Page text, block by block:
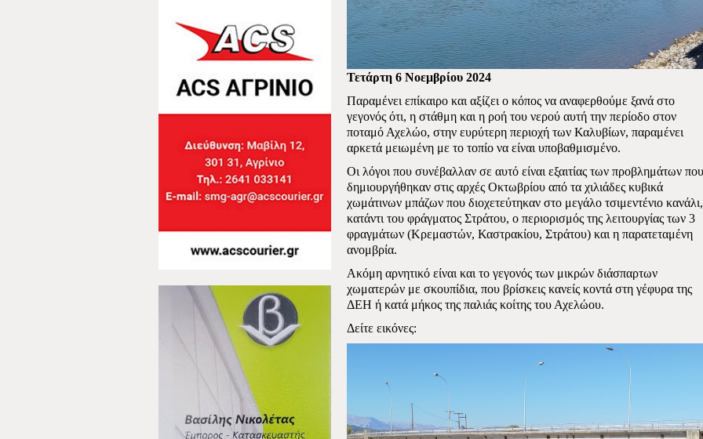
Τετάρτη 6 Νοεμβρίου 2024
Παραμένει επίκαιρο και αξίζει ο κόπος να αναφερθούμε ξανά στο
γεγονός ότι, η στάθμη και η ροή του νερού αυτή την περίοδο στον
ποταμό Αχελώο, στην ευρύτερη περιοχή των Καλυβίων, παραμένει
αρκετά μειωμένη με το τοπίο να είναι υποβαθμισμένο.
Οι λόγοι που συνέβαλλαν σε αυτό είναι εξαιτίας των προβλημάτων που
δημιουργήθηκαν στις αρχές Οκτωβρίου από τα χιλιάδες κυβικά
χωμάτινων μπάζων που διοχετεύτηκαν στο μεγάλο τσιμεντένιο κανάλι,
κατάντι του φράγματος Στράτου, ο περιορισμός της λειτουργίας των 3
φραγμάτων (Κρεμαστών, Καστρακίου, Στράτου) και η παρατεταμένη
ανομβρία.
Ακόμη αρνητικό είναι και το γεγονός των μικρών διάσπαρτων
χωματερών με σκουπίδια, που βρίσκεις κανείς κοντά στη γέφυρα της
ΔΕΗ ή κατά μήκος της παλιάς κοίτης του Αχελώου.
Δείτε εικόνες: